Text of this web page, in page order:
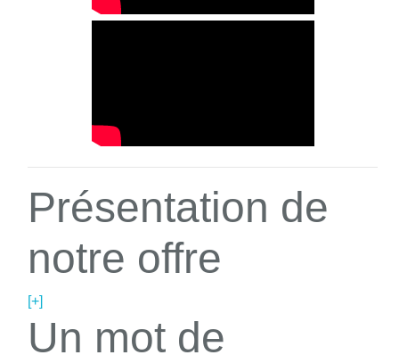
Présentation de
notre offre
[+]
Un mot de